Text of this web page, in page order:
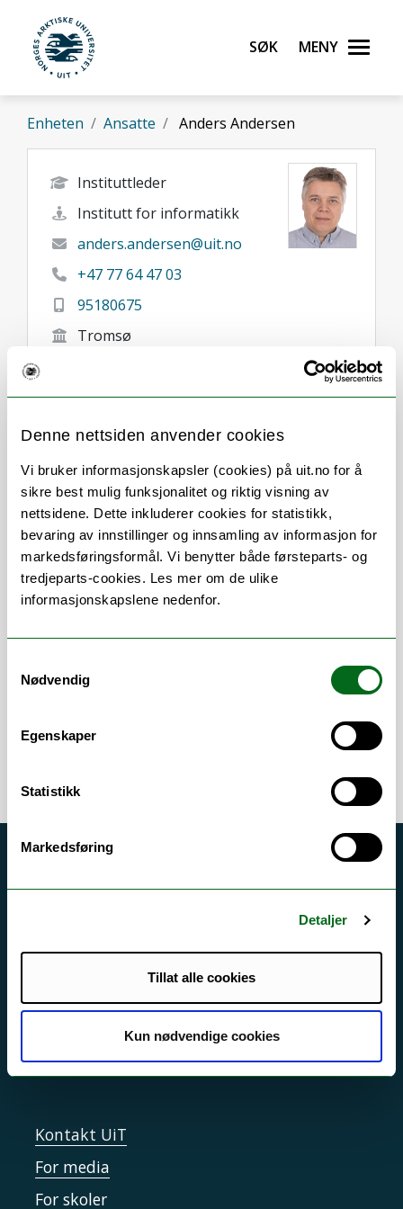
Denne nettsiden anvender cookies
Vi bruker informasjonskapsler (cookies) på uit.no for å
sikre best mulig funksjonalitet og riktig visning av
nettsidene. Dette inkluderer cookies for statistikk,
bevaring av innstillinger og innsamling av informasjon for
markedsføringsformål. Vi benytter både førsteparts- og
tredjeparts-cookies. Les mer om de ulike
informasjonskapslene nedenfor.
Nødvendig
Egenskaper
Statistikk
Markedsføring
Detaljer
Tillat alle cookies
Kun nødvendige cookies
Gå til hovedinnhold
UiT Norges arktiske universitet
Søk Meny
Enheten Ansatte Anders Andersen
Instituttleder
Institutt for informatikk
anders.andersen@uit.no
+47 77 64 47 03
95180675
Tromsø
Om
Forskning og undervisning
Publikasjoner
Her finner du meg
Stillingsbeskrivelse
Anders Andersen er instituttleder ved
Informasjonskapsler
Tilgjengelighetserklæring
Kontakt UiT
For media
For skoler